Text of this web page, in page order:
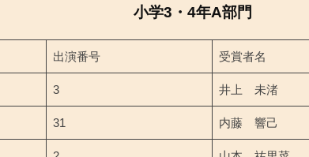
小学3・4年A部門
出演番号 受賞者名
3 井上 未渚
31 内藤 響己